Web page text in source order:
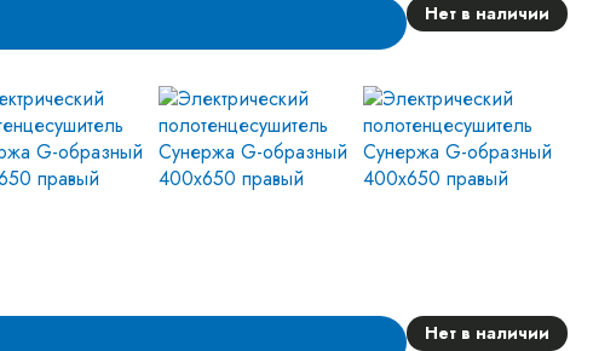
Нет в наличии
Нет в наличии